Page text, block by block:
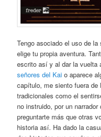
Tengo asociado el uso de
elige tu propia aventura.
escrito así y al dar la vuelta
señores del Kai o aparece
capítulo, me siento fuera de
tradicionales como el
no instruido, por un
preguntarte más que otras
historia así. Ha dado la